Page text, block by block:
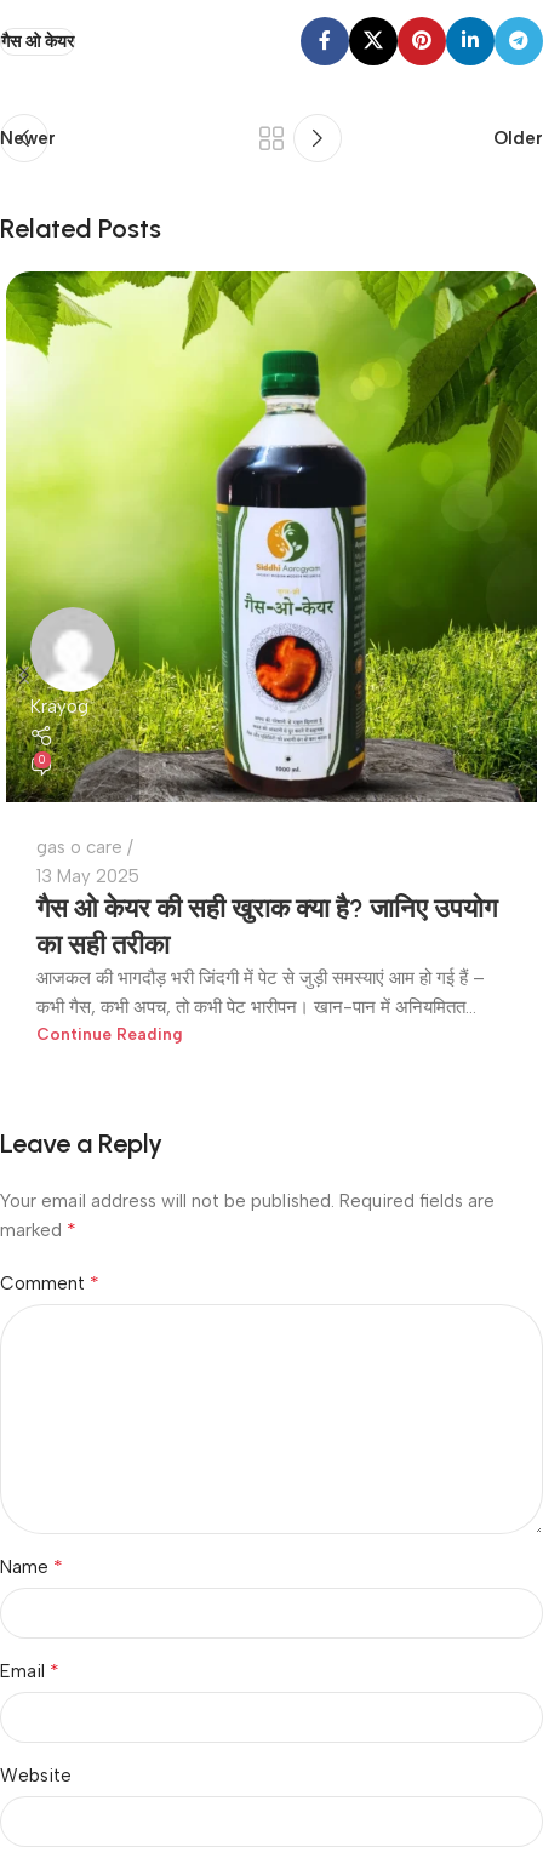
गैस ओ केयर
Newer Older
Related Posts
Krayog
0
gas o care
13 May 2025
गैस ओ केयर की सही खुराक क्या है? जानिए उपयोग
का सही तरीका
आजकल की भागदौड़ भरी जिंदगी में पेट से जुड़ी समस्याएं आम हो गई हैं –
कभी गैस, कभी अपच, तो कभी पेट भारीपन। खान-पान में अनियमितत...
Continue Reading
Leave a Reply
Your email address will not be published. Required fields are
marked *
Comment *
Name *
Email *
Website